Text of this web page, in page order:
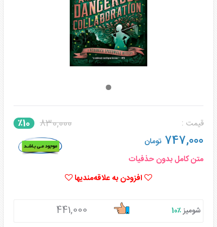
قیمت : 830,000 ٪10
747,000 تومان
متن کامل بدون حذفیات
افزودن به علاقه‌مندیها
شومیز٪10 441,000